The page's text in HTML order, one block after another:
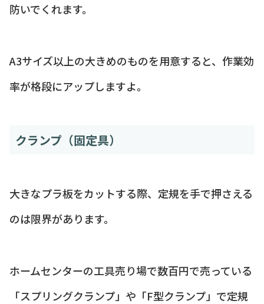
防いでくれます。
A3サイズ以上の大きめのものを用意すると、作業効
率が格段にアップしますよ。
クランプ（固定具）
大きなプラ板をカットする際、定規を手で押さえる
のは限界があります。
ホームセンターの工具売り場で数百円で売っている
「スプリングクランプ」や「F型クランプ」で定規